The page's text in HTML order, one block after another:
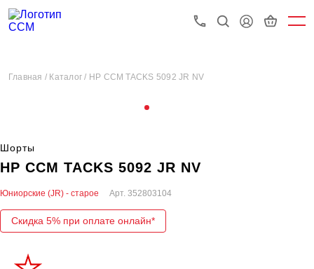
Главная / Каталог / HP CCM TACKS 5092 JR NV
Шорты
HP CCM TACKS 5092 JR NV
Юниорские (JR) - старое Арт. 352803104
Скидка 5% при оплате онлайн*